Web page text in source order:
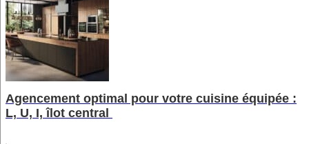
Agencement optimal pour votre cuisine équipée :
L, U, I, îlot central